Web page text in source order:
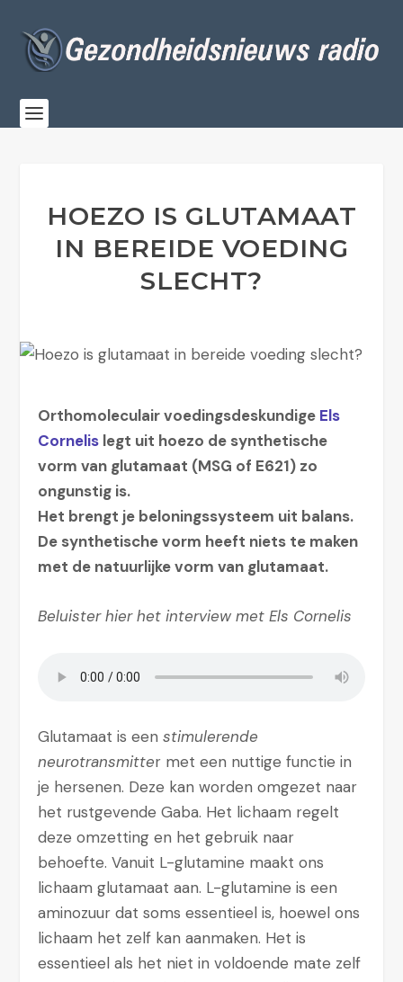
HOEZO IS GLUTAMAAT
IN BEREIDE VOEDING
SLECHT?
Orthomoleculair voedingsdeskundige Els
Cornelis legt uit hoezo de synthetische
vorm van glutamaat (MSG of E621) zo
ongunstig is.
Het brengt je beloningssysteem uit balans.
De synthetische vorm heeft niets te maken
met de natuurlijke vorm van glutamaat.
Beluister hier het interview met Els Cornelis
Glutamaat is eenstimulerende
neurotransmitter met een nuttige functie in
je hersenen. Deze kan worden omgezet naar
het rustgevende Gaba. Het lichaam regelt
deze omzetting en het gebruik naar
behoefte. Vanuit L-glutamine maakt ons
lichaam glutamaat aan. L-glutamine is een
aminozuur dat soms essentieel is, hoewel ons
lichaam het zelf kan aanmaken. Het is
essentieel als het niet in voldoende mate zelf